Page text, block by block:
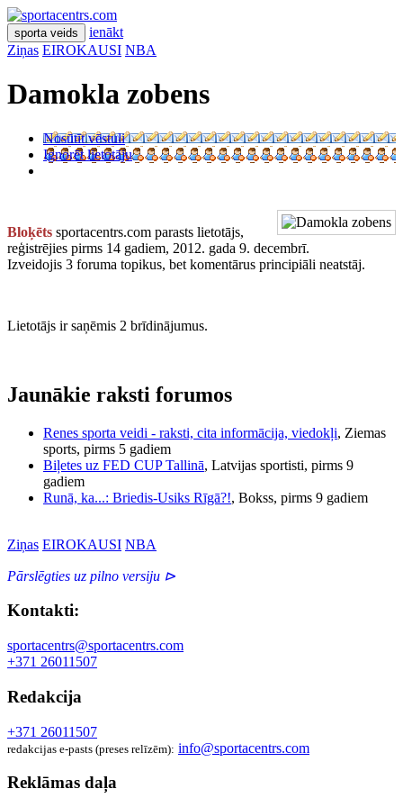
sporta veids
ienākt
Ziņas EIROKAUSI NBA
Damokla zobens
Nosūtīt vēstuli
Ignorēt lietotāju
Bloķēts sportacentrs.com parasts lietotājs,
reģistrējies pirms 14 gadiem, 2012. gada 9. decembrī.
Izveidojis 3 foruma topikus, bet komentārus principiāli neatstāj.
Lietotājs ir saņēmis 2 brīdinājumus.
Jaunākie raksti forumos
Renes sporta veidi - raksti, cita informācija, viedokļi, Ziemas
sports, pirms 5 gadiem
Biļetes uz FED CUP Tallinā, Latvijas sportisti, pirms 9
gadiem
Runā, ka...: Briedis-Usiks Rīgā?!, Bokss, pirms 9 gadiem
Ziņas EIROKAUSI NBA
Pārslēgties uz pilno versiju ⊳
Kontakti:
sportacentrs@sportacentrs.com
+371 26011507
Redakcija
+371 26011507
redakcijas e-pasts (preses relīzēm): info@sportacentrs.com
Reklāmas daļa